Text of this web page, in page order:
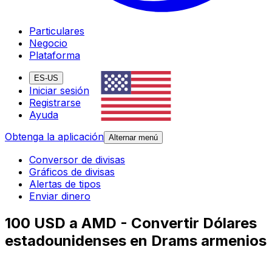
Particulares
Negocio
Plataforma
ES-US
Iniciar sesión
Registrarse
Ayuda
Obtenga la aplicación Alternar menú
Conversor de divisas
Gráficos de divisas
Alertas de tipos
Enviar dinero
100 USD a AMD - Convertir Dólares
estadounidenses en Drams armenios